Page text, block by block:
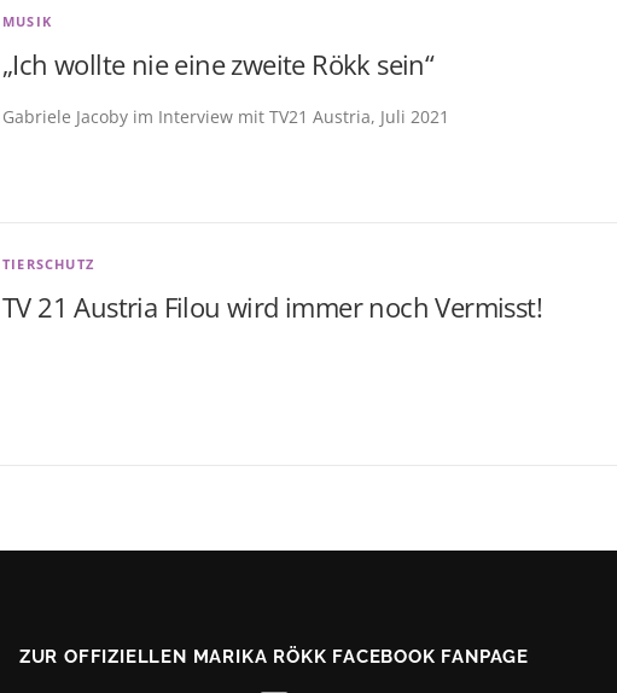
MUSIK
„Ich wollte nie eine zweite Rökk sein“
Gabriele Jacoby im Interview mit TV21 Austria, Juli 2021
TIERSCHUTZ
TV 21 Austria Filou wird immer noch Vermisst!
ZUR OFFIZIELLEN MARIKA RÖKK FACEBOOK FANPAGE